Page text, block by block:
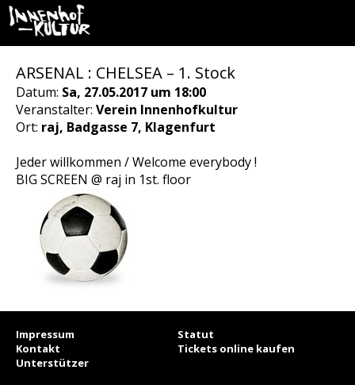
ARSENAL : CHELSEA – 1. Stock
Datum: Sa, 27.05.2017 um 18:00
Veranstalter: Verein Innenhofkultur
Ort: raj, Badgasse 7, Klagenfurt
Jeder willkommen / Welcome everybody !
BIG SCREEN @ raj in 1st. floor
Impressum
Statut
Kontakt
Tickets online kaufen
Unterstützer